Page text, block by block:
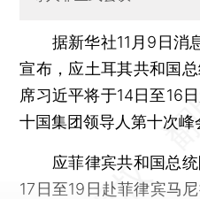
据新华社11月9日消
宣布，应土耳其共和国
席习近平将于14日至16
十国集团领导人第十次峰
应菲律宾共和国总统
17日至19日赴菲律宾马